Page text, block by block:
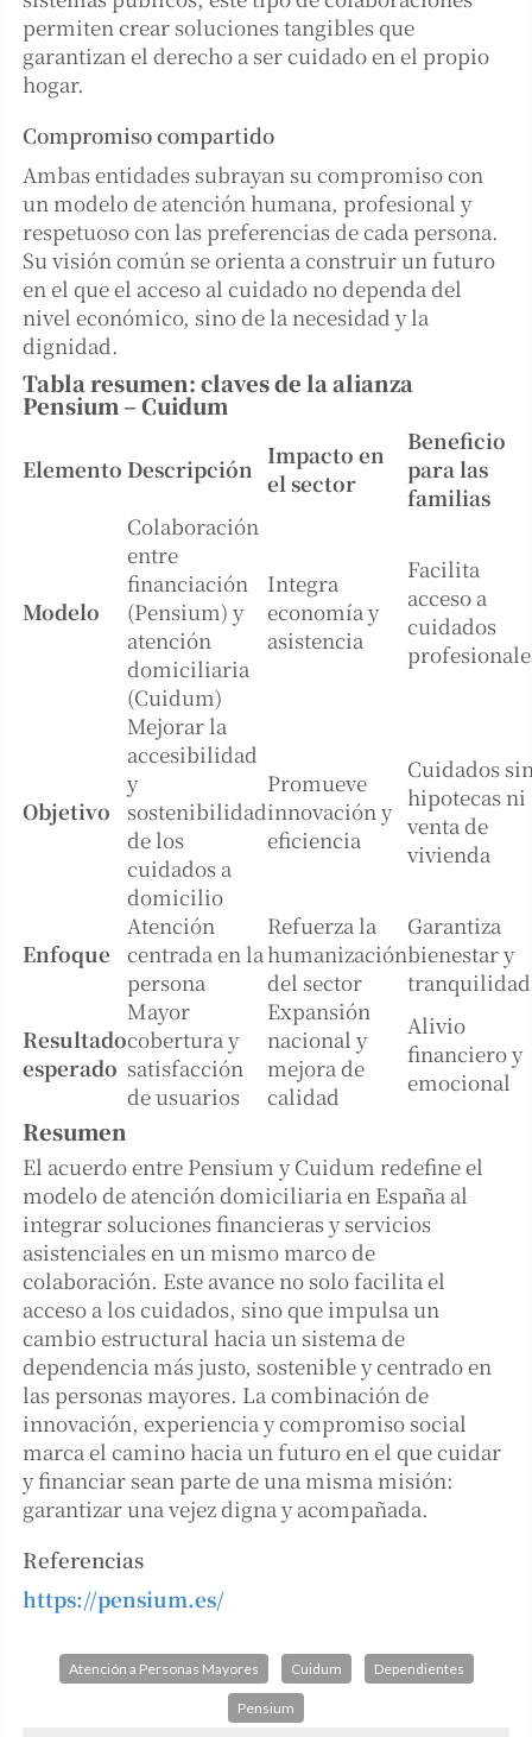
permiten crear soluciones tangibles que
garantizan el derecho a ser cuidado en el propio
hogar.
Compromiso compartido
Ambas entidades subrayan su compromiso con
un modelo de atención humana, profesional y
respetuoso con las preferencias de cada persona.
Su visión común se orienta a construir un futuro
en el que el acceso al cuidado no dependa del
nivel económico, sino de la necesidad y la
dignidad.
Tabla resumen: claves de la alianza
Pensium – Cuidum
Elemento Descripción Impacto en
el sector
Beneficio
para las
familias
Modelo
Colaboración
entre
financiación
(Pensium) y
atención
domiciliaria
(Cuidum)
Integra
economía y
asistencia
Facilita
acceso a
cuidados
Objetivo
Mejorar la
accesibilidad
y
sostenibilidad
de los
cuidados a
domicilio
Promueve
innovación y
eficiencia
Cuidados
hipotecas ni
venta de
vivienda
Enfoque
Atención
centrada en la
persona
Refuerza la
humanización
del sector
Garantiza
bienestar y
tranquilidad
Resultado
esperado
Mayor
cobertura y
satisfacción
de usuarios
Expansión
nacional y
mejora de
calidad
Alivio
financiero y
emocional
Resumen
El acuerdo entre Pensium y Cuidum redefine el
modelo de atención domiciliaria en España al
integrar soluciones financieras y servicios
asistenciales en un mismo marco de
colaboración. Este avance no solo facilita el
acceso a los cuidados, sino que impulsa un
cambio estructural hacia un sistema de
dependencia más justo, sostenible y centrado en
las personas mayores. La combinación de
innovación, experiencia y compromiso social
marca el camino hacia un futuro en el que cuidar
y financiar sean parte de una misma misión:
garantizar una vejez digna y acompañada.
Referencias
https://pensium.es/
Atención a Personas Mayores Cuidum Dependientes
Pensium